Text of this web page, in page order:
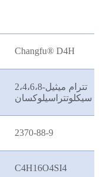
Changfu® D4H
2،4،6،8-تترام ميثيل
سيكلوتتراسيلوكسان
2370-88-9
C4H16O4SI4